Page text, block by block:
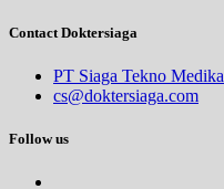
Contact Doktersiaga
PT Siaga Tekno Medika
cs@doktersiaga.com
Follow us